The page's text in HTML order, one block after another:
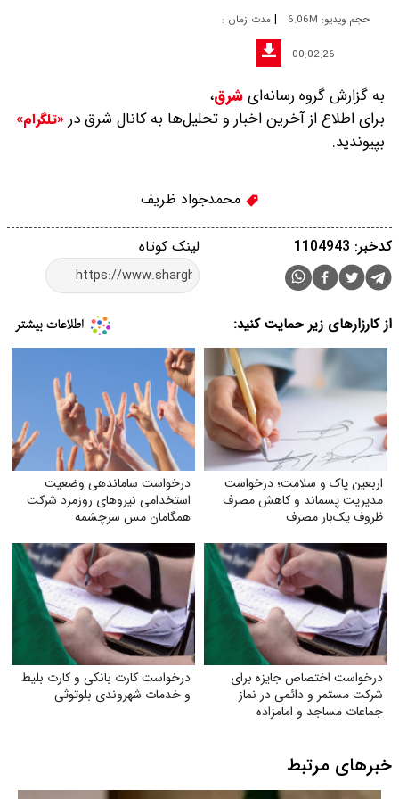
حجم ویدیو: 6.06M | مدت زمان :
00:02:26
به گزارش گروه رسانه‌ایشرق،
برای اطلاع از آخرین اخبار و تحلیل‌ها به کانال شرق در «تلگرام»
بپیوندید.
محمدجواد ظریف
لینک کوتاه کدخبر: 1104943
از کارزارهای زیر حمایت کنید:
اربعین پاک و سلامت؛ درخواست
مدیریت پسماند و کاهش مصرف
ظروف یک‌بار مصرف
درخواست ساماندهی وضعیت
استخدامی نیروهای روزمزد شرکت
همگامان مس سرچشمه
درخواست اختصاص جایزه برای
شرکت مستمر و دائمی در نماز
جماعات مساجد و امامزاده
درخواست کارت بانکی و کارت بلیط
و خدمات شهروندی بلوتوثی
خبرهای مرتبط